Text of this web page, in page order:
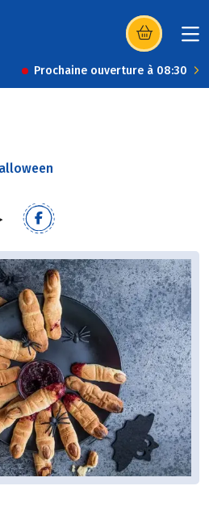
(s’ouvre dans
Prochaine ouverture à 08:30